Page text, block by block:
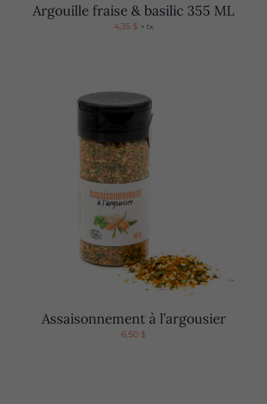
Argouille fraise & basilic 355 ML
4,35 $ + tx
Assaisonnement à l’argousier
6,50 $